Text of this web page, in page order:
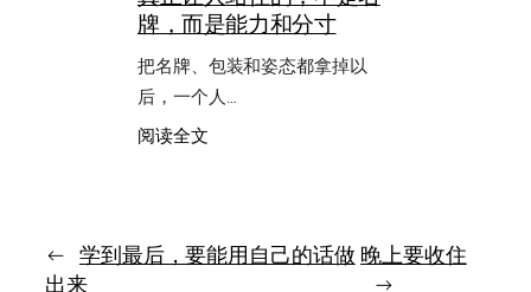
而
是
总
拖
最
家，
重
要
的
只
是
牌，而是能力和分寸
把名牌、包装和姿态都拿掉以
后，一个人…
阅读全文：
站
← 学到最后，要能用自己的话做
出来
晚上要收住
→